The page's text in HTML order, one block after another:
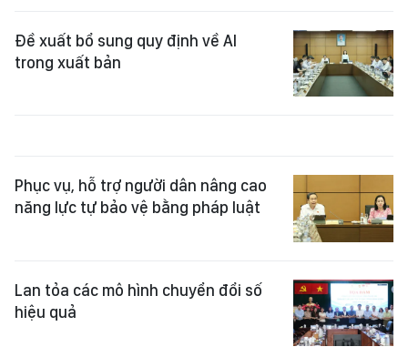
Đề xuất bổ sung quy định về AI
trong xuất bản
Phục vụ, hỗ trợ người dân nâng cao
năng lực tự bảo vệ bằng pháp luật
Lan tỏa các mô hình chuyển đổi số
hiệu quả